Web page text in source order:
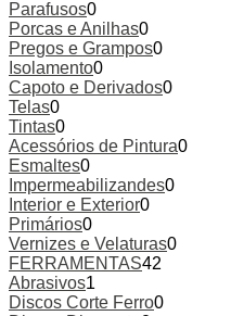
Parafusos0
Porcas e Anilhas0
Pregos e Grampos0
Isolamento0
Capoto e Derivados0
Telas0
Tintas0
Acessórios de Pintura0
Esmaltes0
Impermeabilizandes0
Interior e Exterior0
Primários0
Vernizes e Velaturas0
FERRAMENTAS42
Abrasivos1
Discos Corte Ferro0